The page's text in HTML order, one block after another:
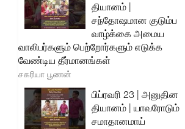
தியானம் |
சந்தோஷமான குடும்ப
வாழ்க்கை அமைய
வாலிபர்களும் பெற்றோர்களும் எடுக்க
வேண்டிய தீர்மானங்கள்
சகரியா பூணன்
பிப்ரவரி 23 | அனுதின
தியானம் | யாவரோடும்
சமாதானமாய்